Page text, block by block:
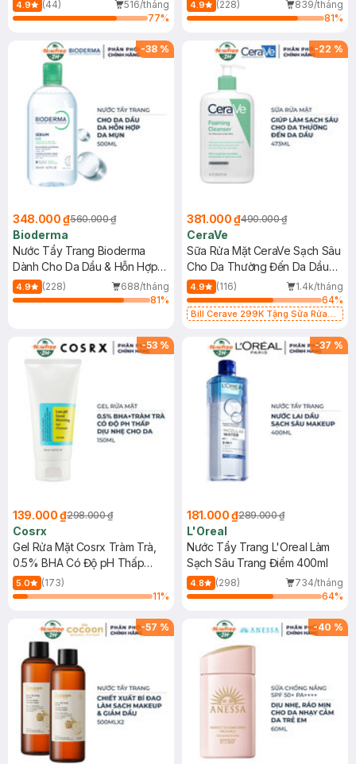
4.9 (44)
516/tháng
77%
4.9 (228)
839/tháng
81%
-38 %
348.000 ₫560.000 ₫
Bioderma
Nước Tẩy Trang Bioderma
Dành Cho Da Dầu & Hỗn Hợp
500ml
4.9 (228)
688/tháng
81%
-22 %
381.000 ₫490.000 ₫
CeraVe
Sữa Rửa Mặt CeraVe Sạch Sâu
Cho Da Thường Đến Da Dầu
473ml
4.9 (116)
1.4k/tháng
64%
Bill Cerave 299K Tặng Sữa Rửa
-53 %
139.000 ₫298.000 ₫
Cosrx
Gel Rửa Mặt Cosrx Tràm Trà,
0.5% BHA Có Độ pH Thấp
150ml
5.0
(173)
11%
-37 %
181.000 ₫289.000 ₫
L'Oreal
Nước Tẩy Trang L'Oreal Làm
Sạch Sâu Trang Điểm 400ml
4.8 (298)
734/tháng
64%
-57 % -40 %